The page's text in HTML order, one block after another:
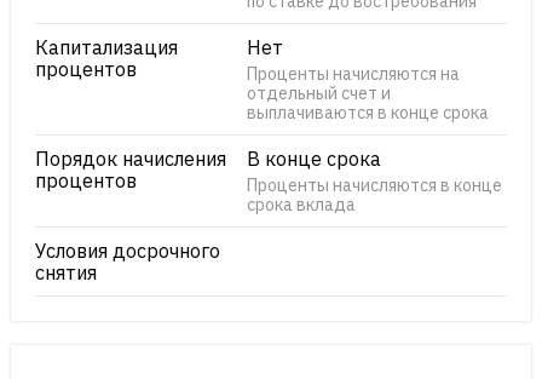
Капитализация
процентов
Нет
Проценты начисляются на
отдельный счет и
выплачиваются в конце срока
Порядок начисления
процентов
В конце срока
Проценты начисляются в конце
срока вклада
Условия досрочного
снятия